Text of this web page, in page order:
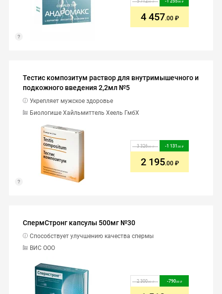
.00 .00
4 457.00
Тестис композитум раствор для внутримышечного и
подкожного введения 2,2мл №5
Биологише Хайльмиттель Хеель ГмбХ
Укрепляет мужское здоровье
3 326.00 -1 131 .00
2 195.00
СпермСтронг капсулы 500мг №30
ВИС ООО
Способствует улучшению качества спермы
2 300.00 -790.00